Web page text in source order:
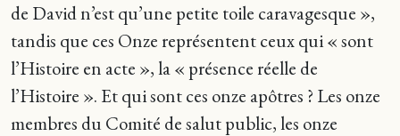
de David n’est qu’une petite toile caravagesque »,
tandis que ces Onze représentent ceux qui « sont
l’Histoire en acte », la « présence réelle de
l’Histoire ». Et qui sont ces onze apôtres ? Les onze
membres du Comité de salut public, les onze